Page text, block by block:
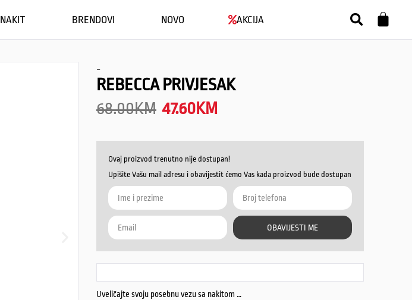
NAKIT BRENDOVI NOVO AKCIJA
-
REBECCA PRIVJESAK
68.00KM 47.60KM
Ovaj proizvod trenutno nije dostupan!
Upišite Vašu mail adresu i obavijestit ćemo Vas kada proizvod bude dostupan
OBAVIJESTI ME
Uveličajte svoju posebnu vezu sa nakitom …